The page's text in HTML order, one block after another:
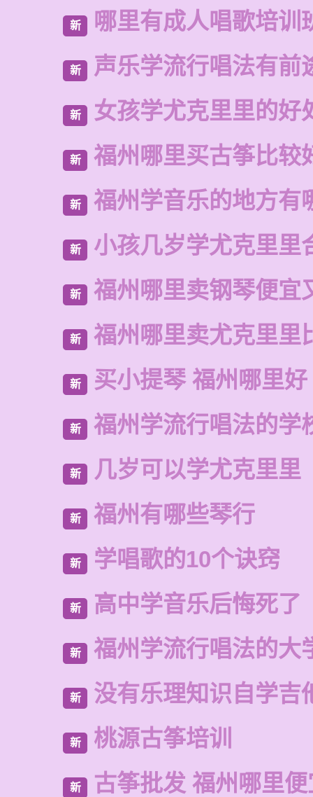
新 哪里有成人唱歌培训
新 声乐学流行唱法有前
新 女孩学尤克里里的好
新 福州哪里买古筝比较
新 福州学音乐的地方有
新 小孩几岁学尤克里里
新 福州哪里卖钢琴便宜
新 福州哪里卖尤克里里
新 买小提琴 福州哪里好
新 福州学流行唱法的学
新 几岁可以学尤克里里
新 福州有哪些琴行
新 学唱歌的10个诀窍
新 高中学音乐后悔死了
新 福州学流行唱法的大
新 没有乐理知识自学吉
新 桃源古筝培训
新 古筝批发 福州哪里便